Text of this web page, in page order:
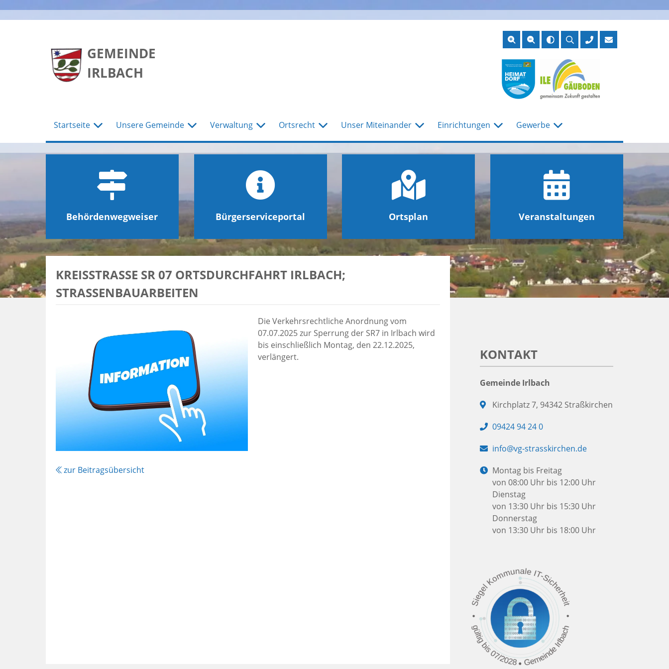
GEMEINDE
IRLBACH
Suche
Startseite Unsere Gemeinde Verwaltung Ortsrecht Unser Miteinander Einrichtungen Gewerbe
Behördenwegweiser Bürgerserviceportal Ortsplan Veranstaltungen
KREISSTRASSE SR 07 ORTSDURCHFAHRT IRLBACH; S
TRASSENBAUARBEITEN
Die Verkehrsrechtliche Anordnung vom
07.07.2025 zur Sperrung der SR7 in Irlbach wird
bis einschließlich Montag, den 22.12.2025,
verlängert.
zur Beitragsübersicht
KONTAKT
Gemeinde Irlbach
Adresse:
Kirchplatz 7, 94342 Straßkirchen
Telefon:
09424 94 24 0
E- info@vg-strasskirchen.de
Öffnungszeiten:
Montag bis Freitag
von 08:00 Uhr bis 12:00 Uhr
Dienstag
von 13:30 Uhr bis 15:30 Uhr
Donnerstag
von 13:30 Uhr bis 18:00 Uhr